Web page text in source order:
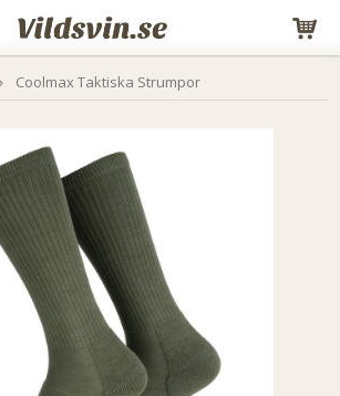
Coolmax Taktiska Strumpor